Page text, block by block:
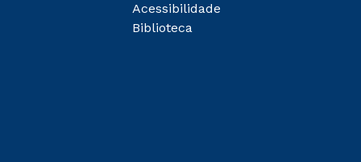
Acessibilidade
Biblioteca